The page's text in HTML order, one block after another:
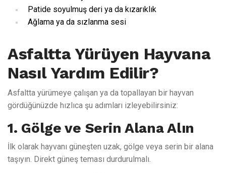
Patide soyulmuş deri ya da kızarıklık
Ağlama ya da sızlanma sesi
Asfaltta Yürüyen Hayvana
Nasıl Yardım Edilir?
Asfaltta yürümeye çalışan ya da topallayan bir hayvan
gördüğünüzde hızlıca şu adımları izleyebilirsiniz:
1. Gölge ve Serin Alana Alın
İlk olarak hayvanı güneşten uzak, gölge veya serin bir alana
taşıyın. Direkt güneş teması durdurulmalı.